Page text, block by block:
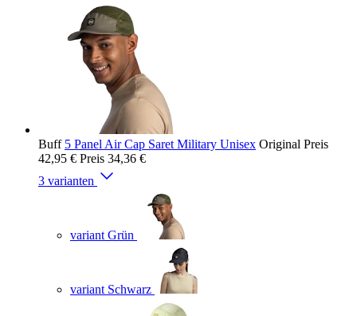
Buff 5 Panel Air Cap Saret Military Unisex Original Preis
42,95 € Preis 34,36 €
3 varianten
variant Grün
variant Schwarz